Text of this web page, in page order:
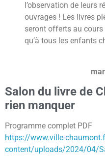
l’observation de leurs
ouvrages ! Les livres
seront offerts au
qu’à tous les enfants
Salon du livre de
rien manquer
Programme complet PDF
https://www.ville-
content/uploads/2024/04/